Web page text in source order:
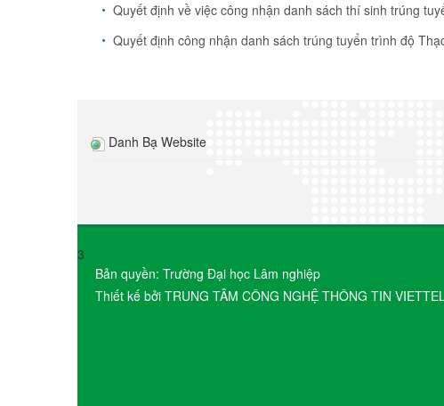
Quyết định về việc công nhận danh sách thí sinh trúng
Quyết định công nhận danh sách trúng tuyển trình độ
Danh Bạ Website
3
Bản quyền: Trường Đại học Lâm nghiệp
Thiết kế bởi TRUNG TÂM CÔNG NGHỆ THÔNG TIN